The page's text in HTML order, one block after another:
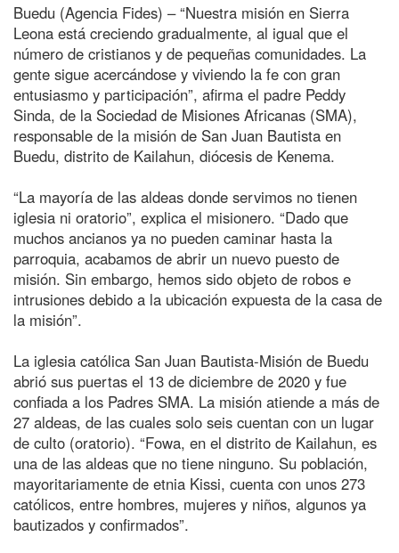
Buedu (Agencia Fides) – “Nuestra misión en Sierra
Leona está creciendo gradualmente, al igual que el
número de cristianos y de pequeñas comunidades. La
gente sigue acercándose y viviendo la fe con gran
entusiasmo y participación”, afirma el padre Peddy
Sinda, de la Sociedad de Misiones Africanas (SMA),
responsable de la misión de San Juan Bautista en
Buedu, distrito de Kailahun, diócesis de Kenema.
“La mayoría de las aldeas donde servimos no tienen
iglesia ni oratorio”, explica el misionero. “Dado que
muchos ancianos ya no pueden caminar hasta la
parroquia, acabamos de abrir un nuevo puesto de
misión. Sin embargo, hemos sido objeto de robos e
intrusiones debido a la ubicación expuesta de la casa de
la misión”.
La iglesia católica San Juan Bautista-Misión de Buedu
abrió sus puertas el 13 de diciembre de 2020 y fue
confiada a los Padres SMA. La misión atiende a más de
27 aldeas, de las cuales solo seis cuentan con un lugar
de culto (oratorio). “Fowa, en el distrito de Kailahun, es
una de las aldeas que no tiene ninguno. Su población,
mayoritariamente de etnia Kissi, cuenta con unos 273
católicos, entre hombres, mujeres y niños, algunos ya
bautizados y confirmados”.